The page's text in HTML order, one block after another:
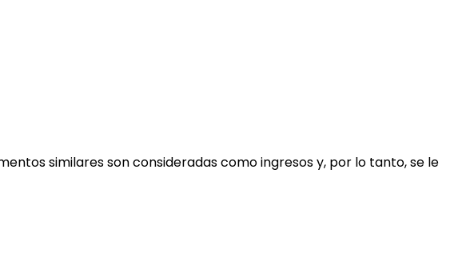
similares son consideradas como ingresos y, por lo tanto, se le